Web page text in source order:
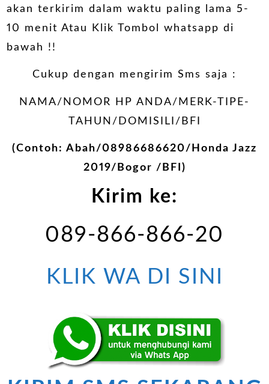
akan terkirim dalam waktu paling lama 5-
10 menit Atau Klik Tombol whatsapp di
bawah !!
Cukup dengan mengirim Sms saja :
NAMA/NOMOR HP ANDA/MERK-TIPE-
TAHUN/DOMISILI/BFI
(Contoh: Abah/08986686620/Honda Jazz
2019/Bogor /BFI)
Kirim ke:
089-866-866-20
KLIK WA DI SINI